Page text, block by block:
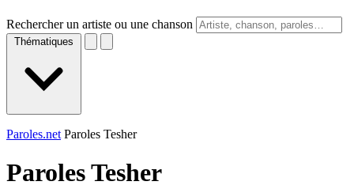
Rechercher un artiste ou une chanson
Thématiques
Paroles.net Paroles Tesher
ParolesTesher